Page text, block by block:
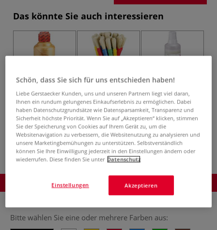
Das könnte Sie auch interessieren
GIOTTO Extra
Quality Metal
Temperafarbe
GIOTTO
Pennellotti Pinsel-
Set
GIOTTO Fixierlack
glänzend
Produkt bestellen
Bitte wählen Sie eine oder mehrere Farben aus:
Schön, dass Sie sich für uns entschieden haben!
Liebe Gerstaecker Kunden, uns und unseren Partnern liegt viel daran,
Ihnen ein rundum gelungenes Einkaufserlebnis zu ermöglichen. Dabei
haben Datenschutzgrundsätze wie Datensparsamkeit, Transparenz und
Sicherheit höchste Priorität. Wenn Sie auf „Akzeptieren“ klicken, stimmen
Sie der Speicherung von Cookies auf Ihrem Gerät zu, um die
Websitenavigation zu verbessern, die Websitenutzung zu analysieren und
unsere Marketingbemühungen zu unterstützen. Selbstverständlich
können Sie Ihre Einwilligung jederzeit in den Einstellungen ändern oder
wiederrufen. Diese finden Sie unter Datenschutz
Akzeptieren
Einstellungen